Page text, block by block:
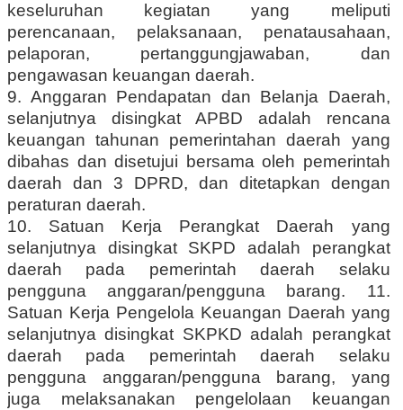
keseluruhan kegiatan yang meliputi
perencanaan, pelaksanaan, penatausahaan,
pelaporan, pertanggungjawaban, dan
pengawasan keuangan daerah.
9. Anggaran Pendapatan dan Belanja Daerah,
selanjutnya disingkat APBD adalah rencana
keuangan tahunan pemerintahan daerah yang
dibahas dan disetujui bersama oleh pemerintah
daerah dan 3 DPRD, dan ditetapkan dengan
peraturan daerah.
10. Satuan Kerja Perangkat Daerah yang
selanjutnya disingkat SKPD adalah perangkat
daerah pada pemerintah daerah selaku
pengguna anggaran/pengguna barang. 11.
Satuan Kerja Pengelola Keuangan Daerah yang
selanjutnya disingkat SKPKD adalah perangkat
daerah pada pemerintah daerah selaku
pengguna anggaran/pengguna barang, yang
juga melaksanakan pengelolaan keuangan